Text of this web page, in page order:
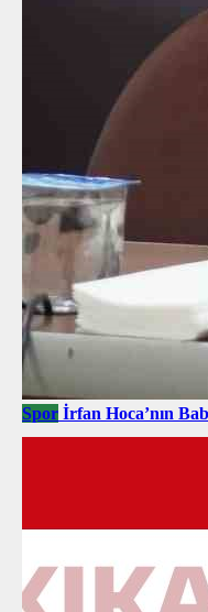
Spor İrfan Hoca’nın